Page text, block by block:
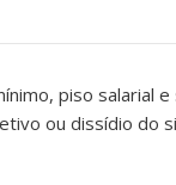
piso salarial
ou dissídio